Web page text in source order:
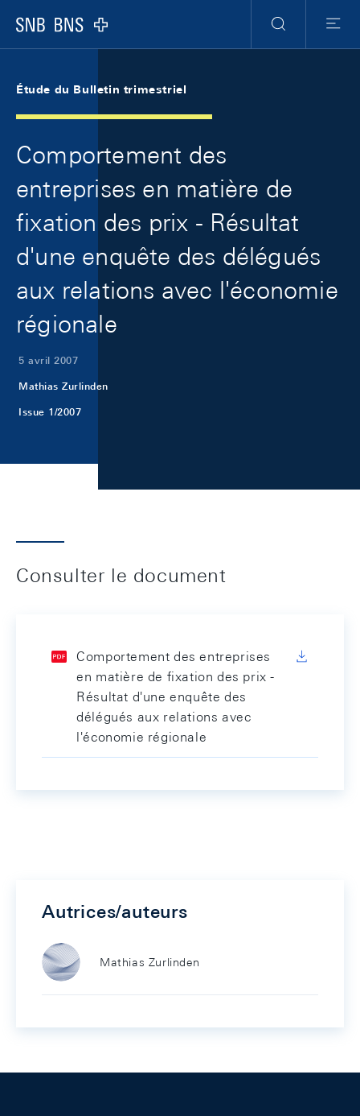
Logo
RechercheMenu
Étude du Bulletin trimestriel
Comportement des
entreprises en matière de
fixation des prix - Résultat
d'une enquête des délégués
aux relations avec l'économie
régionale
5 avril 2007
Mathias Zurlinden
Issue 1/2007
Consulter le document
Comportement des entreprises
en matière de fixation des prix -
Résultat d'une enquête des
délégués aux relations avec
l'économie régionale
Autrices/auteurs
Mathias Zurlinden